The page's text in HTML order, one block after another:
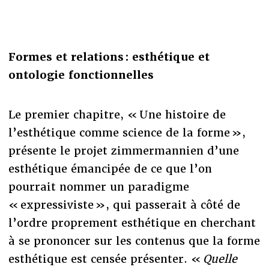
Formes et relations : esthétique et
ontologie fonctionnelles
Le premier chapitre, « Une histoire de
l’esthétique comme science de la forme »,
présente le projet zimmermannien d’une
esthétique émancipée de ce que l’on
pourrait nommer un paradigme
« expressiviste », qui passerait à côté de
l’ordre proprement esthétique en cherchant
à se prononcer sur les contenus que la forme
esthétique est censée présenter. « Quelle